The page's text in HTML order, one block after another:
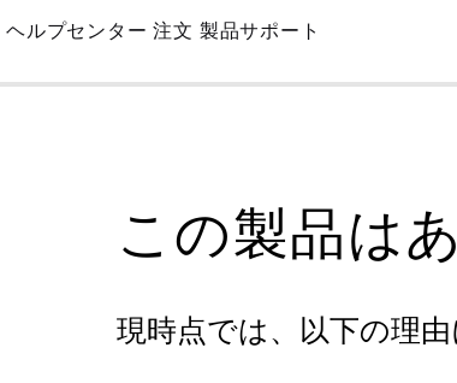
Skip
Main
ヘルプセンター 注文 製品サポート
この製品は
現時点では、以下の理